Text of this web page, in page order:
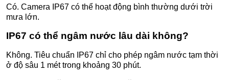
Có. Camera IP67 có thể hoạt động bình thường dưới trời
mưa lớn.
IP67 có thể ngâm nước lâu dài không?
Không. Tiêu chuẩn IP67 chỉ cho phép ngâm nước tạm thời
ở độ sâu 1 mét trong khoảng 30 phút.